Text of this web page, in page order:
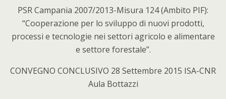
PSR Campania 2007/2013-Misura 124 (Ambito PIF):
“Cooperazione per lo sviluppo di nuovi prodotti,
processi e tecnologie nei settori agricolo e alimentare
e settore forestale”.
CONVEGNO CONCLUSIVO 28 Settembre 2015 ISA-CNR
Aula Bottazzi